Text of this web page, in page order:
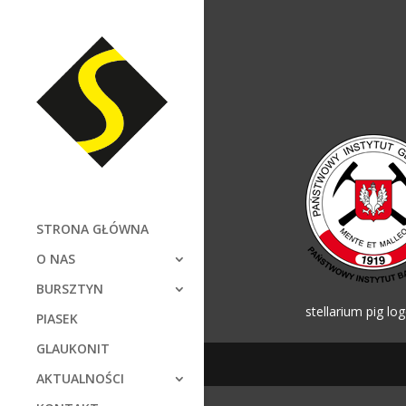
STRONA GŁÓWNA
O NAS
BURSZTYN
PIASEK
GLAUKONIT
AKTUALNOŚCI
stellarium pig